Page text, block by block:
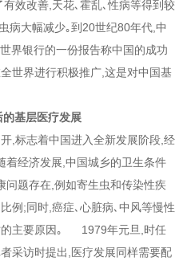
效改善,天花､霍乱､性病等得到较
病大幅减少｡到20世纪80年代,中
界银行的一份报告称中国的成功
世界进行积极推广,这是对中国基
基层医疗发展
标志着中国进入全新发展阶段,经
着经济发展,中国城乡的卫生条件
问题存在,例如寄生虫和传染性疾
例;同时,癌症､心脏病､中风等慢性
的主要原因｡ 1979年元旦,时任
采访时提出,医疗发展同样需要配